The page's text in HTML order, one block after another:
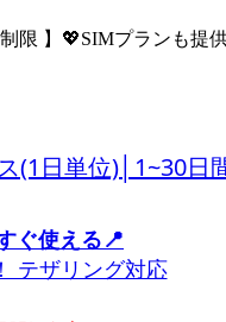
限 】💖SIMプランも提
(1日単位)│1~30日
ぐ使える📍
テザリング対応